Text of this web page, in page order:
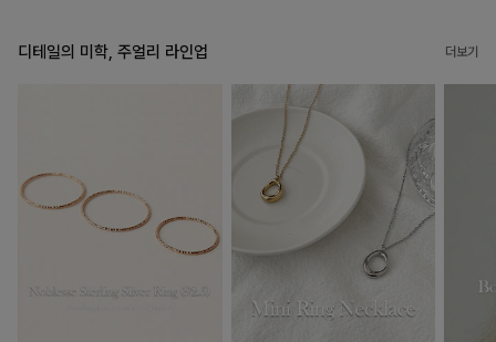
디테일의 미학, 주얼리 라인업 더보기